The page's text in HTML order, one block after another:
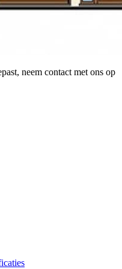
neem contact met ons op